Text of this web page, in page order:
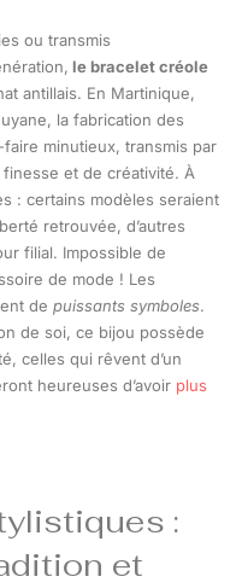
ou transmis
le bracelet créole
antillais. En Martinique,
la fabrication des
minutieux, transmis par
et de créativité. À
: certains modèles seraient
retrouvée, d’autres
filial. Impossible de
de mode ! Les
de puissants symboles.
de soi, ce bijou possède
celles qui rêvent d’un
heureuses d’avoir plus
:
et